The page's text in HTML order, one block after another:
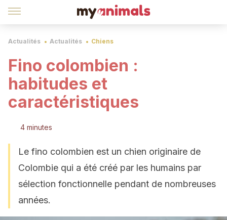
Actualités Actualités Chiens
Fino colombien :
habitudes et
caractéristiques
4 minutes
Le fino colombien est un chien originaire de
Colombie qui a été créé par les humains par
sélection fonctionnelle pendant de nombreuses
années.